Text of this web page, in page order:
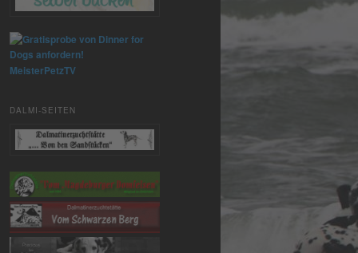
MeisterPetzTV
DALMI-SEITEN